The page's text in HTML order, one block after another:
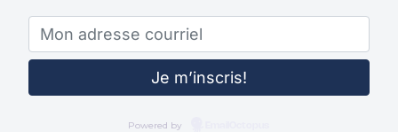
Powered by